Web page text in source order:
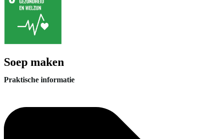
Soep maken
Praktische informatie